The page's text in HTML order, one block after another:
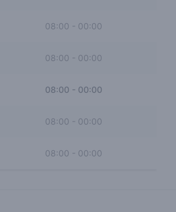
08:00 - 00:00
08:00 00:00
08:00 - 00:00
08:00 00:00
08:00 - 00:00